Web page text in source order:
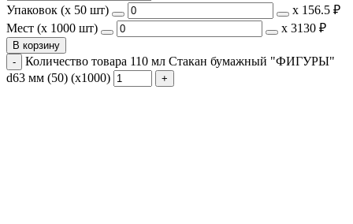
Упаковок (x 50 шт)
х 156.5 ₽
Мест (x 1000 шт)
х 3130 ₽
В корзину
Количество товара 110 мл Стакан бумажный "ФИГУРЫ"
d63 мм (50) (х1000)